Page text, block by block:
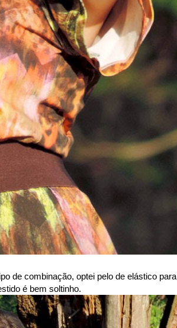
de combinação, optei pelo de elástico para
é bem soltinho.